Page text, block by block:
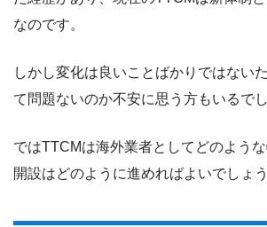
なのです。
しかし変化は良いことばかりではない
て問題ないのか不安に思う方もいるでし
ではTTCMは海外業者としてどのよう
開設はどのように進めればよいでしょう